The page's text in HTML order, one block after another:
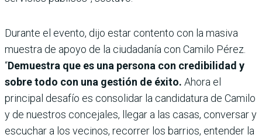
Durante el evento, dijo estar contento con la masiva
muestra de apoyo de la ciudadanía con Camilo Pérez.
“Demuestra que es una persona con credibilidad y
sobre todo con una gestión de éxito. Ahora el
principal desafío es consolidar la candidatura de Camilo
y de nuestros concejales, llegar a las casas, conversar y
escuchar a los vecinos, recorrer los barrios, entender la